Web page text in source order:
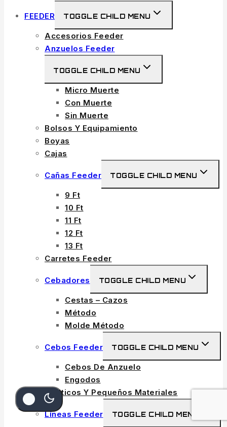
FEEDER TOGGLE CHILD MENU
Accesorios Feeder
Anzuelos Feeder
TOGGLE CHILD MENU
Micro Muerte
Con Muerte
Sin Muerte
Bolsos Y Equipamiento
Boyas
Cajas
Cañas Feeder TOGGLE CHILD MENU
9 Ft
10 Ft
11 Ft
12 Ft
13 Ft
Carretes Feeder
Cebadores TOGGLE CHILD MENU
Cestas – Cazos
Método
Molde Método
Cebos Feeder TOGGLE CHILD MENU
Cebos De Anzuelo
Engodos
Elásticos Y Pequeños Materiales
Líneas Feeder TOGGLE CHILD MENU